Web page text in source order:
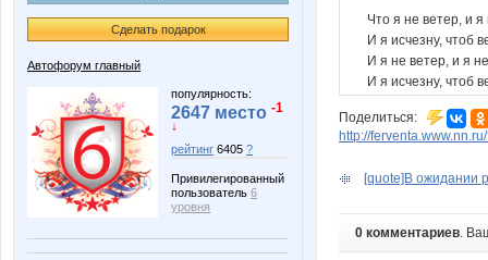
Сделать подарок
Автофорум главный
популярность:
2647 место -1
↓
рейтинг 6405 ?
Привилегированный
пользователь 6
уровня
Что я не ветер, и
И я исчезну, чтоб
И я не ветер, и я
И я исчезну, чтоб
Поделиться:
http://
[quote]В ожидании
0 комментариев.